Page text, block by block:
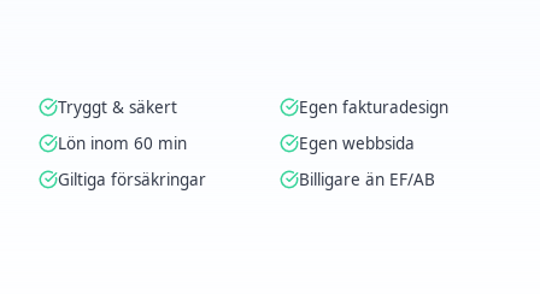
Tryggt & säkert
Egen fakturadesign
Lön inom 60 min
Egen webbsida
Giltiga försäkringar
Billigare än EF/AB